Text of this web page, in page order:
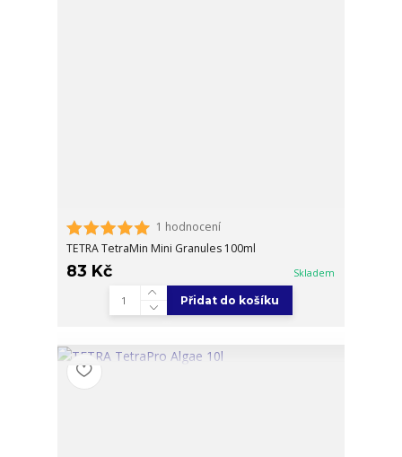
1 hodnocení
TETRA TetraMin Mini Granules 100ml
83 Kč Skladem
Přidat do košíku